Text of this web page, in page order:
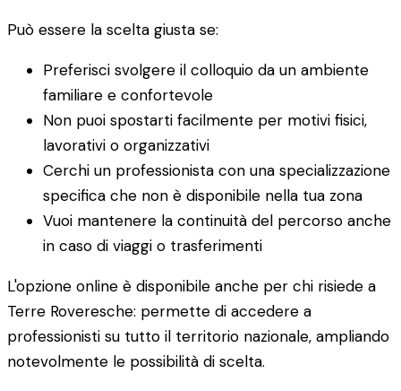
Può essere la scelta giusta se:
Preferisci svolgere il colloquio da un ambiente
familiare e confortevole
Non puoi spostarti facilmente per motivi fisici,
lavorativi o organizzativi
Cerchi un professionista con una specializzazione
specifica che non è disponibile nella tua zona
Vuoi mantenere la continuità del percorso anche
in caso di viaggi o trasferimenti
L'opzione online è disponibile anche per chi risiede a
Terre Roveresche: permette di accedere a
professionisti su tutto il territorio nazionale, ampliando
notevolmente le possibilità di scelta.